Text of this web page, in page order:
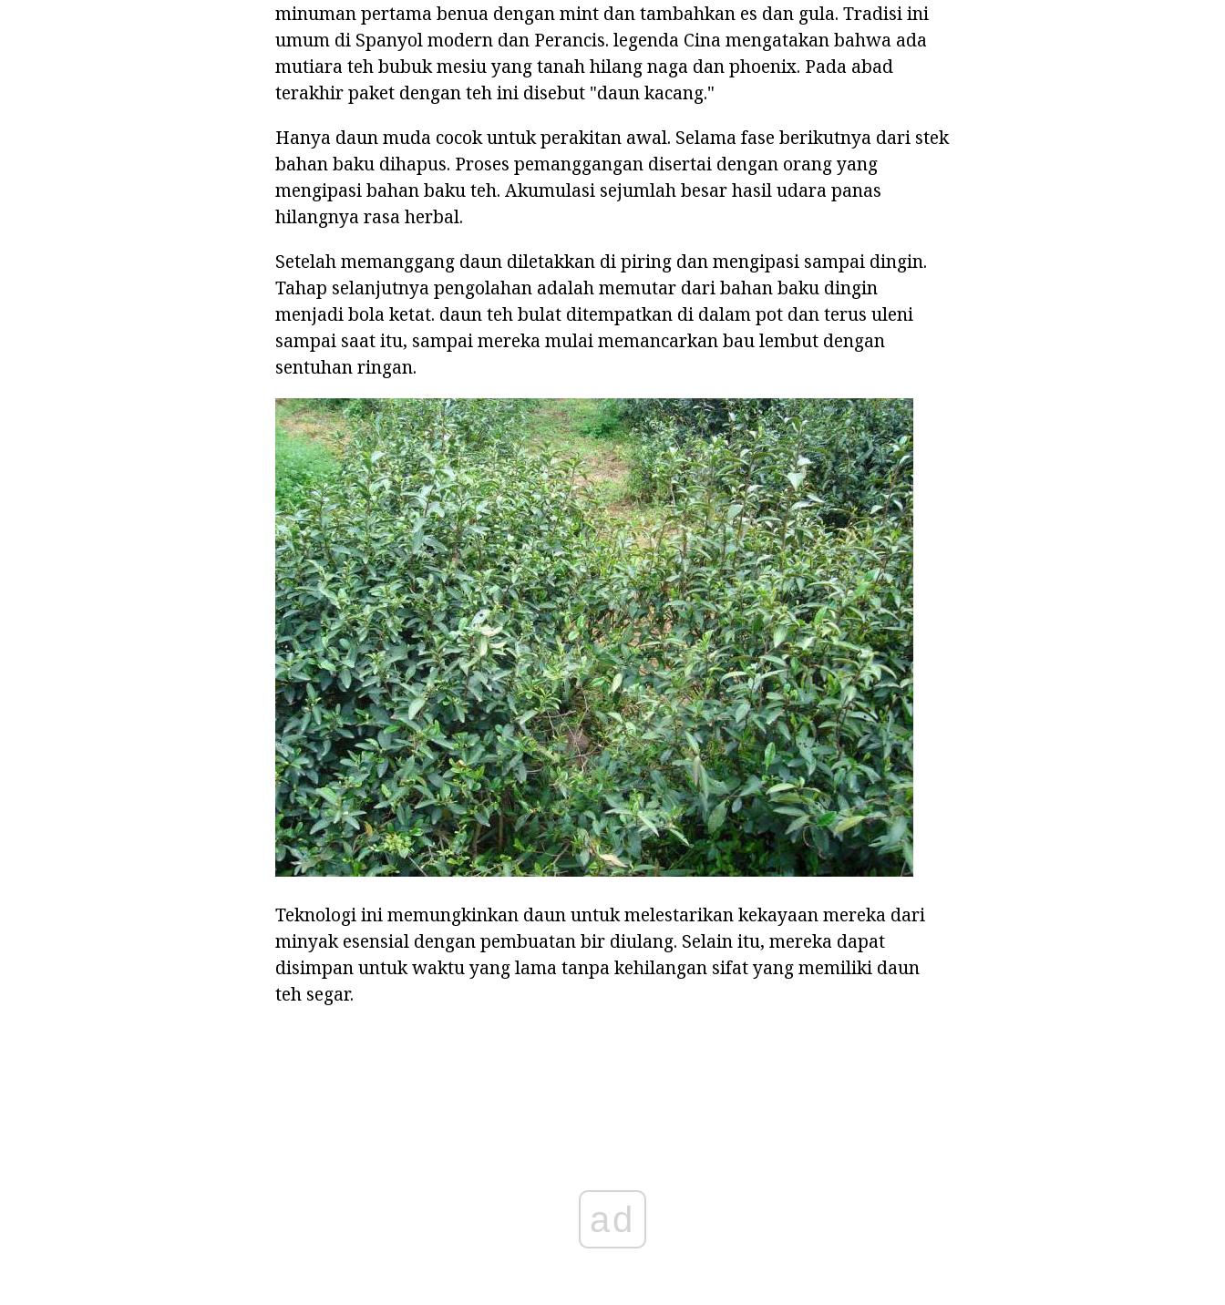
minuman pertama benua dengan mint dan tambahkan es dan gula. Tradisi ini
umum di Spanyol modern dan Perancis. legenda Cina mengatakan bahwa ada
mutiara teh bubuk mesiu yang tanah hilang naga dan phoenix. Pada abad
terakhir paket dengan teh ini disebut "daun kacang."
Hanya daun muda cocok untuk perakitan awal. Selama fase berikutnya dari stek
bahan baku dihapus. Proses pemanggangan disertai dengan orang yang
mengipasi bahan baku teh. Akumulasi sejumlah besar hasil udara panas
hilangnya rasa herbal.
Setelah memanggang daun diletakkan di piring dan mengipasi sampai dingin.
Tahap selanjutnya pengolahan adalah memutar dari bahan baku dingin
menjadi bola ketat. daun teh bulat ditempatkan di dalam pot dan terus uleni
sampai saat itu, sampai mereka mulai memancarkan bau lembut dengan
sentuhan ringan.
Teknologi ini memungkinkan daun untuk melestarikan kekayaan mereka dari
minyak esensial dengan pembuatan bir diulang. Selain itu, mereka dapat
disimpan untuk waktu yang lama tanpa kehilangan sifat yang memiliki daun
teh segar.
ad